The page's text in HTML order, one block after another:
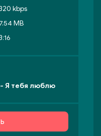
kbps
7.54 MB
Я тебя люблю